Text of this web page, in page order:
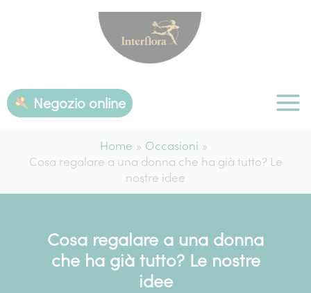
Negozio online
Home
Occasioni
Cosa regalare a una donna che ha già tutto? Le
nostre idee
Cosa regalare a una donna
che ha già tutto? Le nostre
idee